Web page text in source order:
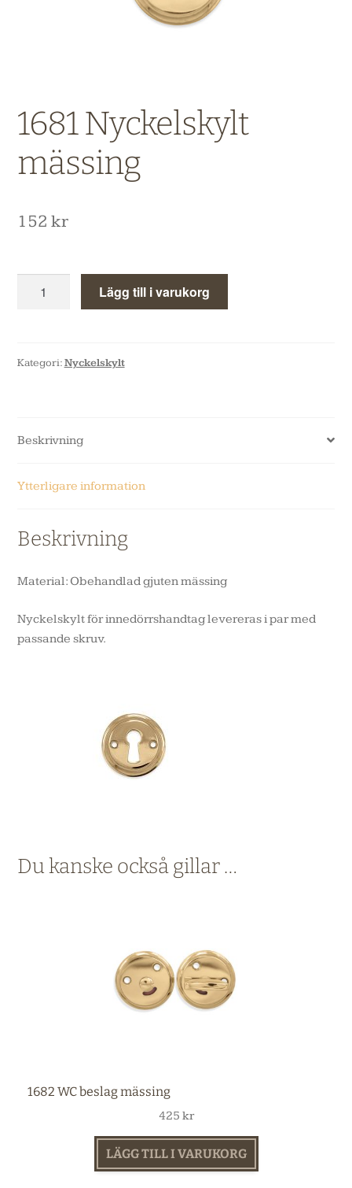
1681 Nyckelskylt
mässing
152 kr
Lägg till i varukorg
Kategori:Nyckelskylt
Beskrivning
Ytterligare information
Beskrivning
Material: Obehandlad gjuten mässing
Nyckelskylt för innedörrshandtag levereras i par med
passande skruv.
Du kanske också gillar …
1682 WC beslag mässing
425 kr
LÄGG TILL I VARUKORG